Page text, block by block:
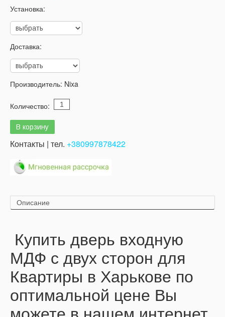
Установка:
Доставка:
Производитель: Nixa
Количество:
Контакты | тел. +380997878422
Описание
Купить дверь входную
МДФ с двух сторон для
Квартиры в Харькове по
оптимальной цене Вы